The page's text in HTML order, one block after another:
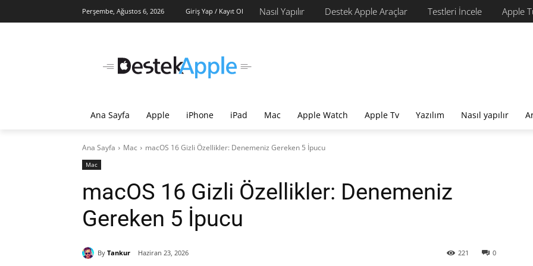
Perşembe, Ağustos 6, 2026 Giriş Yap / Kayıt Ol Nasıl Yapılır Destek Apple Araçlar Testleri İncele Apple
Ana Sayfa Apple iPhone iPad Mac Apple Watch Apple Tv Yazılım Nasıl yapılır
Ana Sayfa Mac macOS 16 Gizli Özellikler: Denemeniz Gereken 5 İpucu
Mac
macOS 16 Gizli Özellikler: Denemeniz
Gereken 5 İpucu
By Tankur Haziran 23, 2026 0
221